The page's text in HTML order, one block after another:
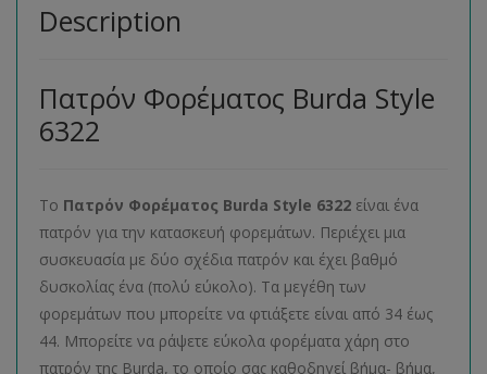
Description
Πατρόν Φορέματος Burda Style
6322
Το Πατρόν Φορέματος Burda Style 6322 είναι ένα
πατρόν για την κατασκευή φορεμάτων. Περιέχει μια
συσκευασία με δύο σχέδια πατρόν και έχει βαθμό
δυσκολίας ένα (πολύ εύκολο). Τα μεγέθη των
φορεμάτων που μπορείτε να φτιάξετε είναι από 34 έως
44. Μπορείτε να ράψετε εύκολα φορέματα χάρη στο
πατρόν της Burda, το οποίο σας καθοδηγεί βήμα- βήμα,